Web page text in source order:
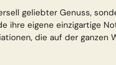
geliebter Genuss,
ihre eigene einzigartige
die auf der ganzen